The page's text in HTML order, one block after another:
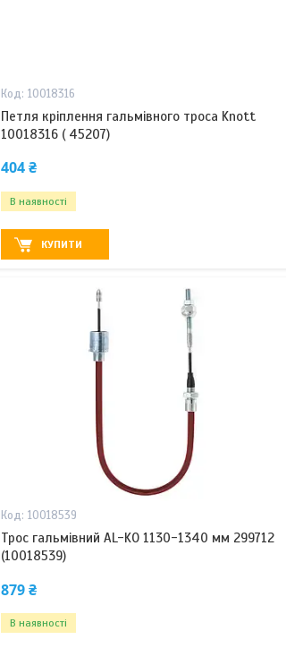
10018316
Петля кріплення гальмівного троса Knott
10018316 ( 45207)
404 ₴
В наявності
КУПИТИ
10018539
Трос гальмівний AL-KO 1130-1340 мм 299712
(10018539)
879 ₴
В наявності